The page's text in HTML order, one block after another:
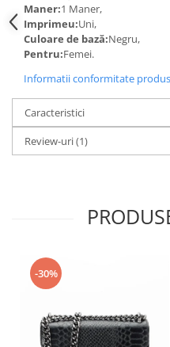
Maner:1 Maner,
Imprimeu:Uni,
Culoare de bază:Negru,
Pentru:Femei.
Informatii conformitate produs
Caracteristici
Review-uri(1)
-30%